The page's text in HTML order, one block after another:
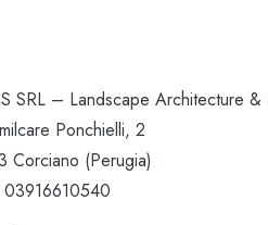
SRL – Landscape Architecture &
Ponchielli, 2
Corciano (Perugia)
03916610540